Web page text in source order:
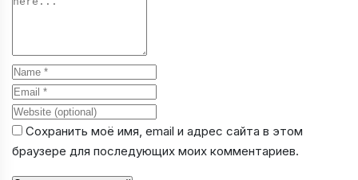
Name
Email
Website
Сохранить моё имя, email и адрес сайта в этом
браузере для последующих моих комментариев.